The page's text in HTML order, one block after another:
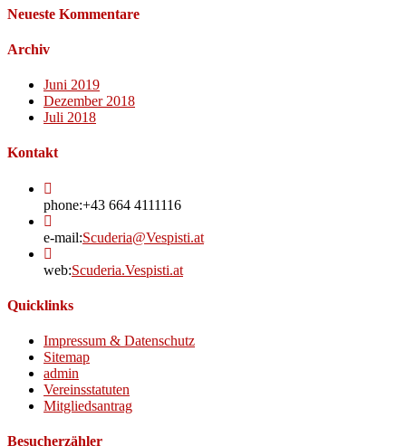
Neueste Kommentare
Archiv
Juni 2019
Dezember 2018
Juli 2018
Kontakt
phone:+43 664 4111116
e-mail:Scuderia@Vespisti.atOpens
web:Scuderia.Vespisti.at
Quicklinks
Impressum & DatenschutzOpens
SitemapOpens
a
new
admin
in
a
tab
Vereinsstatuten
in
MitgliedsantragOpens
Besucherzähler